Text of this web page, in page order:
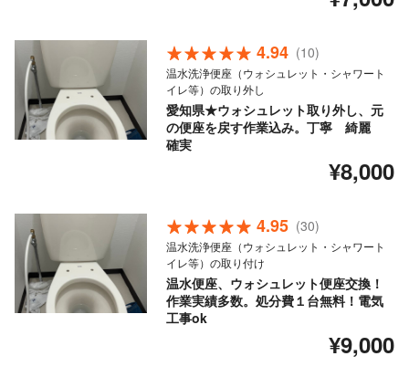
4.94 (10)
温水洗浄便座（ウォシュレット・シャワート
イレ等）の取り外し
愛知県★ウォシュレット取り外し、元
の便座を戻す作業込み。丁寧 綺麗
確実
¥8,000
4.95 (30)
温水洗浄便座（ウォシュレット・シャワート
イレ等）の取り付け
温水便座、ウォシュレット便座交換！
作業実績多数。処分費１台無料！電気
工事ok
¥9,000